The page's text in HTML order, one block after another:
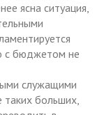
ясна ситуация,
с бюджетом не
служащими
больших,